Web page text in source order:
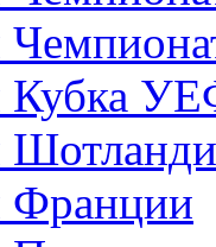
Кубка
Франции